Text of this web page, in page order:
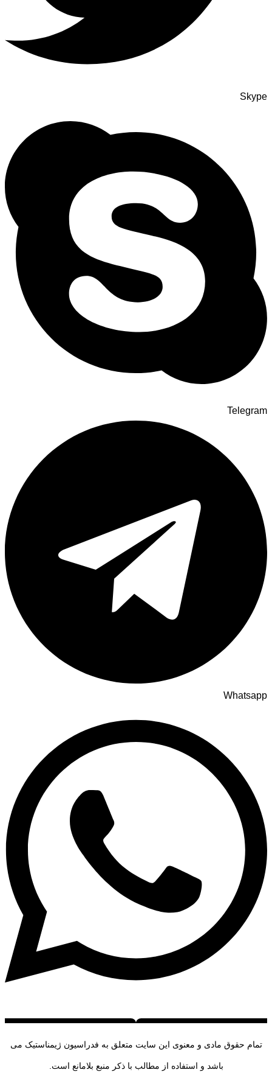
Skype
Telegram
Whatsapp
تمام حقوق مادی و معنوی این سایت متعلق به فدراسیون ژیمناستیک می
باشد و استفاده از مطالب با ذکر منبع بلامانع است.